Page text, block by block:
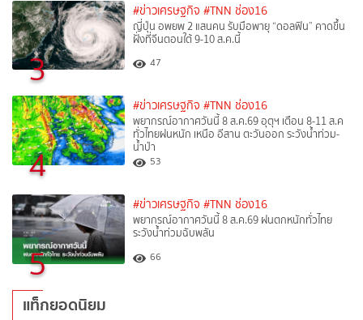
3
#ข่าวเศรษฐกิจ #TNN ช่อง16
ญี่ปุ่น อพยพ 2 แสนคน รับมือพายุ “ดอลฟิน” คาดขึ้น
ฝั่งที่จีนตอนใต้ 9-10 ส.ค.นี้
47
4
#ข่าวเศรษฐกิจ #TNN ช่อง16
พยากรณ์อากาศวันนี้ 8 ส.ค.69 อุตุฯ เตือน 8-11 ส.ค
ทั่วไทยฝนหนัก เหนือ อีสาน ตะวันออก ระวังน้ำท่วม-
น้ำป่า
53
5
#ข่าวเศรษฐกิจ #TNN ช่อง16
พยากรณ์อากาศวันนี้ 8 ส.ค.69 ฝนตกหนักทั่วไทย
ระวังน้ำท่วมฉับพลัน
66
แท็กยอดนิยม